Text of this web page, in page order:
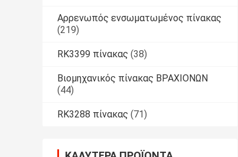
Αρρενωπός ενσωματωμένος πίνακας
(219)
RK3399 πίνακας (38)
Βιομηχανικός πίνακας ΒΡΑΧΙΟΝΩΝ
(44)
RK3288 πίνακας (71)